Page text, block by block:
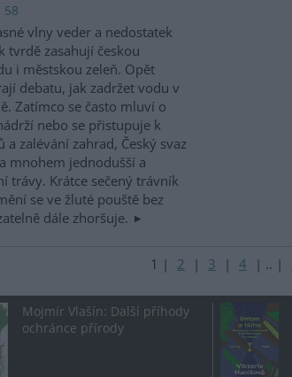
58
vlny veder a nedostatek
tvrdě zasahují českou
i městskou zeleň. Opět
debatu, jak zadržet vodu v
Zatímco se často mluví o
nebo se přistupuje k
zalévání zahrad, Český svaz
mnohem jednodušší a
trávy. Krátce sečený trávník
se ve žluté pouště bez
dále zhoršuje.
1 | 2 | 3 | 4 | .. |
Mojmír Vlašín: Další příhody
ochránce přírody